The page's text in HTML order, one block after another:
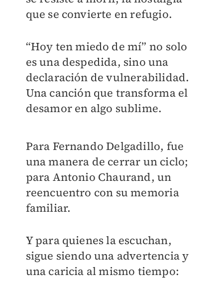
que se convierte en refugio.
“Hoy ten miedo de mí” no solo
es una despedida, sino una
declaración de vulnerabilidad.
Una canción que transforma el
desamor en algo sublime.
Para Fernando Delgadillo, fue
una manera de cerrar un ciclo;
para Antonio Chaurand, un
reencuentro con su memoria
familiar.
Y para quienes la escuchan,
sigue siendo una advertencia y
una caricia al mismo tiempo: